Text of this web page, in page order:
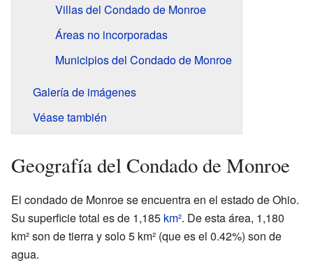
Villas del Condado de Monroe
Áreas no incorporadas
Municipios del Condado de Monroe
Galería de imágenes
Véase también
Geografía del Condado de Monroe
El condado de Monroe se encuentra en el estado de Ohio.
Su superficie total es de 1,185 km². De esta área, 1,180
km² son de tierra y solo 5 km² (que es el 0.42%) son de
agua.